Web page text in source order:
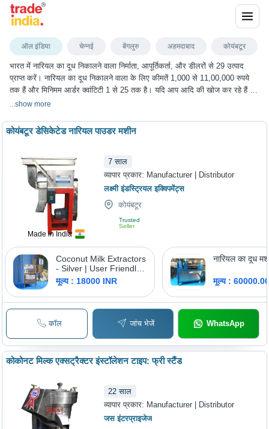
भारत में नारियल का दूध निकालने वाला निर्माता, आपूर्तिकर्ता, और डीलरों से 29 उत्पाद
प्राप्त करें। नारियल का दूध निकालने वाला के लिए कीमतें 1,000 से 11,00,000 रुपये
तक हैं और मिनिमम आर्डर क्वांटिटी 1 से 25 तक है। यदि आप आदि की खोज कर रहे हैं तो
आप ट्रेडइंडिया पर नारियल का दूध निकालने वाला के सबसे अच्छा विकल्प चुन सकते हैं।
बेंगलुरु, अहमदाबाद, कोयंबटूर, फरीदाबाद और कई अन्य शहर शामिल हैं।
...show more
ऑल इंडिया चेन्नई बेंगलुरु अहमदाबाद कोयंबटूर
Made in India
कोयंबटूर डेसिकेटेड नारियल पाउडर मशीन
7 साल
व्यापार प्रकार: Manufacturer | Distributor
लक्ष्मी इंडस्ट्रियल इक्विपमेंट्स
कोयंबटूर
Trusted
Seller
Coconut Milk Extractors
- Silver | User Friendly,
Space Efficient, Low
Maintenance, Quality
Tested, Timely Delivery
मूल्य : 18000 INR
नारियल का दूध
मूल्य :
कॉल जांच भेजें WhatsApp
कोकोनट मिल्क एक्सट्रैक्टर इंस्टॉलेशन टाइप: फ्री स्टैंड
22 साल
व्यापार प्रकार: Manufacturer | Distributor
जस इंटरप्राइजेज